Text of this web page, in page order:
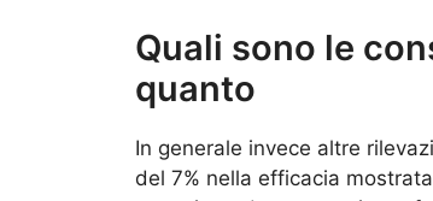
Quali sono le
quanto
In generale invece altre
del 7% nella efficacia